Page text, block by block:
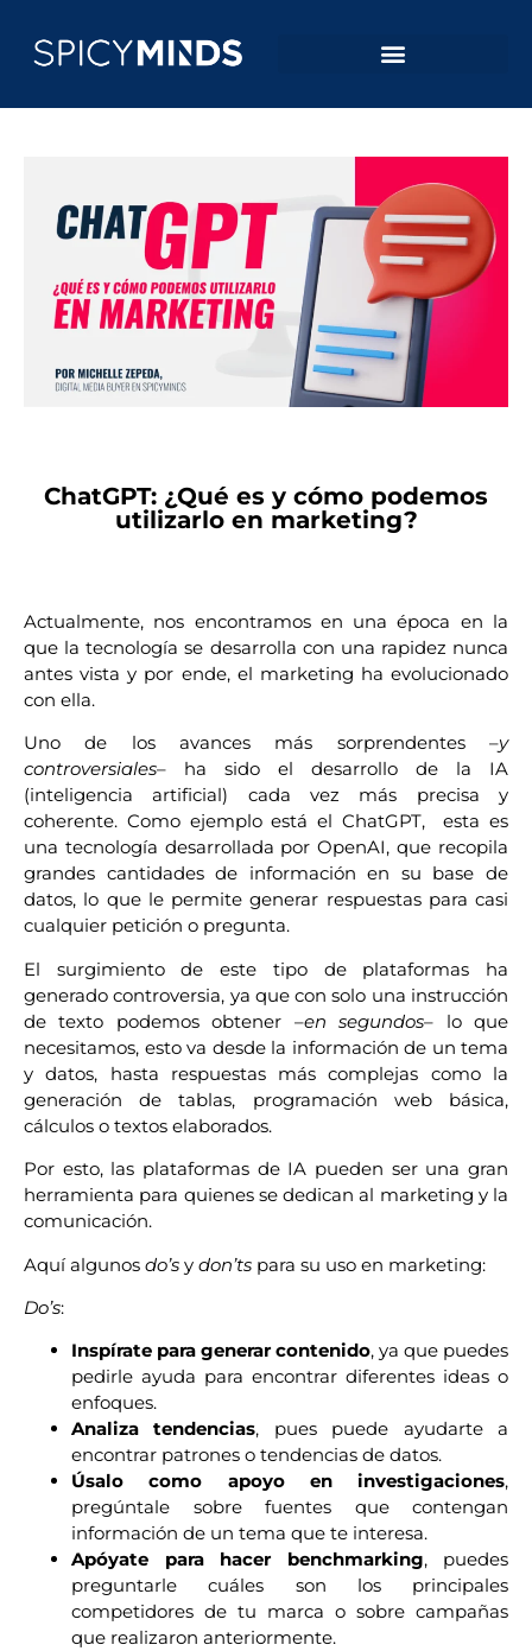
ChatGPT: ¿Qué es y cómo podemos
utilizarlo en marketing?
Actualmente, nos encontramos en una época en la
que la tecnología se desarrolla con una rapidez nunca
antes vista y por ende, el marketing ha evolucionado
con ella.
Uno de los avances más sorprendentes –y
controversiales– ha sido el desarrollo de la IA
(inteligencia artificial) cada vez más precisa y
coherente. Como ejemplo está el ChatGPT, esta es
una tecnología desarrollada por OpenAI, que recopila
grandes cantidades de información en su base de
datos, lo que le permite generar respuestas para casi
cualquier petición o pregunta.
El surgimiento de este tipo de plataformas ha
generado controversia, ya que con solo una instrucción
de texto podemos obtener –en segundos– lo que
necesitamos, esto va desde la información de un tema
y datos, hasta respuestas más complejas como la
generación de tablas, programación web básica,
cálculos o textos elaborados.
Por esto, las plataformas de IA pueden ser una gran
herramienta para quienes se dedican al marketing y la
comunicación.
Aquí algunos do’s y don’ts para su uso en marketing:
Do’s:
Inspírate para generar contenido, ya que puedes
pedirle ayuda para encontrar diferentes ideas o
enfoques.
Analiza tendencias, pues puede ayudarte a
encontrar patrones o tendencias de datos.
Úsalo como apoyo en investigaciones,
pregúntale sobre fuentes que contengan
información de un tema que te interesa.
Apóyate para hacer benchmarking, puedes
preguntarle cuáles son los principales
competidores de tu marca o sobre campañas
que realizaron anteriormente.